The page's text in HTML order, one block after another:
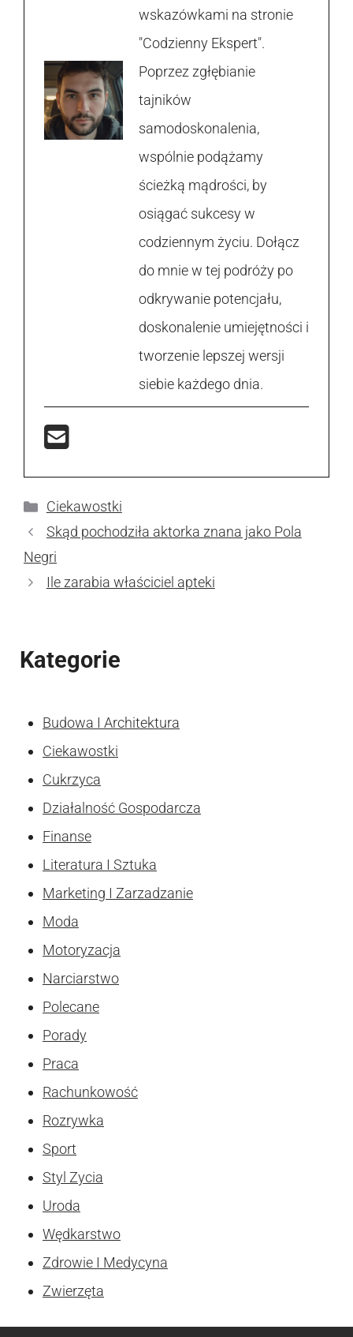
wskazówkami na stronie
"Codzienny Ekspert".
Poprzez zgłębianie
tajników
samodoskonalenia,
wspólnie podążamy
ścieżką mądrości, by
osiągać sukcesy w
codziennym życiu. Dołącz
do mnie w tej podróży po
odkrywanie potencjału,
doskonalenie umiejętności i
tworzenie lepszej wersji
siebie każdego dnia.
Kategorie
Ciekawostki
Skąd pochodziła aktorka znana jako Pola
Negri
Ile zarabia właściciel apteki
Kategorie
Budowa I Architektura
Ciekawostki
Cukrzyca
Działalność Gospodarcza
Finanse
Literatura I Sztuka
Marketing I Zarzadzanie
Moda
Motoryzacja
Narciarstwo
Polecane
Porady
Praca
Rachunkowość
Rozrywka
Sport
Styl Zycia
Uroda
Wędkarstwo
Zdrowie I Medycyna
Zwierzęta